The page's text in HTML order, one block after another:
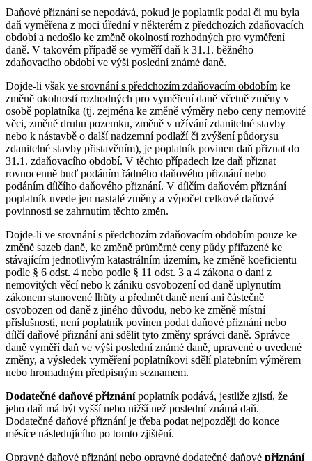
Daňové přiznání se nepodává, pokud je poplatník podal či mu byla
daň vyměřena z moci úřední v některém z předchozích zdaňovacích
období a nedošlo ke změně okolností rozhodných pro vyměření
daně. V takovém případě se vyměří daň k 31.1. běžného
zdaňovacího období ve výši poslední známé daně.
Dojde-li však ve srovnání s předchozím zdaňovacím obdobím ke
změně okolností rozhodných pro vyměření daně včetně změny v
osobě poplatníka (tj. zejména ke změně výměry nebo ceny nemovité
věci, změně druhu pozemku, změně v užívání zdanitelné stavby
nebo k nástavbě o další nadzemní podlaží či zvýšení půdorysu
zdanitelné stavby přistavěním), je poplatník povinen daň přiznat do
31.1. zdaňovacího období. V těchto případech lze daň přiznat
rovnocenně buď podáním řádného daňového přiznání nebo
podáním dílčího daňového přiznání. V dílčím daňovém přiznání
poplatník uvede jen nastalé změny a výpočet celkové daňové
povinnosti se zahrnutím těchto změn.
Dojde-li ve srovnání s předchozím zdaňovacím obdobím pouze ke
změně sazeb daně, ke změně průměrné ceny půdy přiřazené ke
stávajícím jednotlivým katastrálním územím, ke změně koeficientu
podle § 6 odst. 4 nebo podle § 11 odst. 3 a 4 zákona o dani z
nemovitých věcí nebo k zániku osvobození od daně uplynutím
zákonem stanovené lhůty a předmět daně není ani částečně
osvobozen od daně z jiného důvodu, nebo ke změně místní
příslušnosti, není poplatník povinen podat daňové přiznání nebo
dílčí daňové přiznání ani sdělit tyto změny správci daně. Správce
daně vyměří daň ve výši poslední známé daně, upravené o uvedené
změny, a výsledek vyměření poplatníkovi sdělí platebním výměrem
nebo hromadným předpisným seznamem.
Dodatečné daňové přiznání poplatník podává, jestliže zjistí, že
jeho daň má být vyšší nebo nižší než poslední známá daň.
Dodatečné daňové přiznání je třeba podat nejpozději do konce
měsíce následujícího po tomto zjištění.
Opravné daňové přiznánínebo opravné dodatečné daňové přiznání